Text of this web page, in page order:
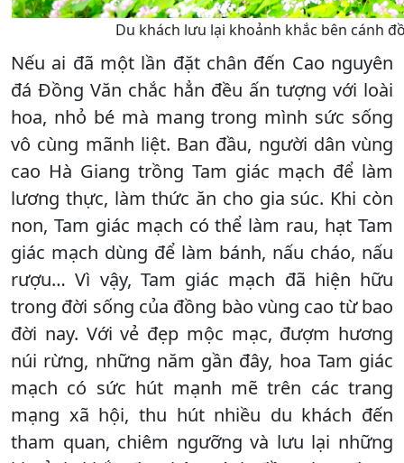
Du khách lưu lại khoảnh khắc bên cánh
Nếu ai đã một lần đặt chân đến Cao nguyên
đá Đồng Văn chắc hẳn đều ấn tượng với loài
hoa, nhỏ bé mà mang trong mình sức sống
vô cùng mãnh liệt. Ban đầu, người dân vùng
cao Hà Giang trồng Tam giác mạch để làm
lương thực, làm thức ăn cho gia súc. Khi còn
non, Tam giác mạch có thể làm rau, hạt Tam
giác mạch dùng để làm bánh, nấu cháo, nấu
rượu… Vì vậy, Tam giác mạch đã hiện hữu
trong đời sống của đồng bào vùng cao từ bao
đời nay. Với vẻ đẹp mộc mạc, đượm hương
núi rừng, những năm gần đây, hoa Tam giác
mạch có sức hút mạnh mẽ trên các trang
mạng xã hội, thu hút nhiều du khách đến
tham quan, chiêm ngưỡng và lưu lại những